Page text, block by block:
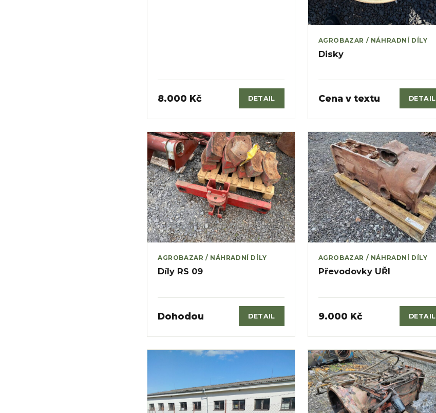
8.000 Kč DETAIL
AGROBAZAR / NÁHRADNÍ DÍLY
Disky
Cena v textu DETAIL
AGROBAZAR / NÁHRADNÍ DÍLY
Díly RS 09
Dohodou DETAIL
AGROBAZAR / NÁHRADNÍ DÍLY
Převodovky UŘI
9.000 Kč DETAIL